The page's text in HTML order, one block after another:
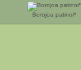
Borojoa patinoi*